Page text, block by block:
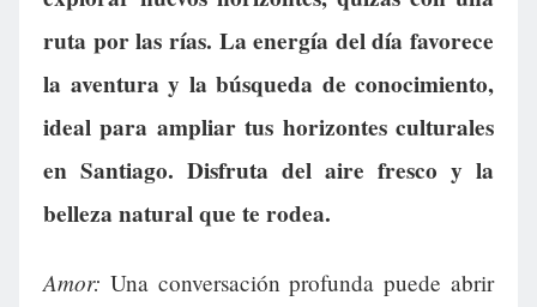
ruta por las rías. La energía del día favorece
la aventura y la búsqueda de conocimiento,
ideal para ampliar tus horizontes culturales
en Santiago. Disfruta del aire fresco y la
belleza natural que te rodea.
Amor: Una conversación profunda puede abrir